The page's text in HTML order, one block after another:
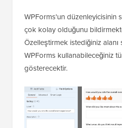
WPForms'un düzenleyicisinin
çok kolay olduğunu
Özelleştirmek istediğiniz
WPForms kullanabileceğiniz
gösterecektir.